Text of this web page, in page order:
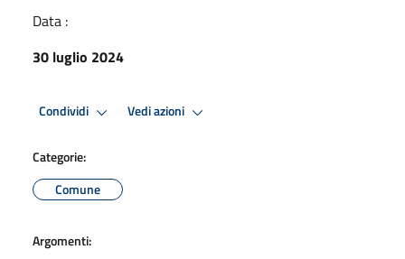
Data :
30 luglio 2024
Condividi Vedi azioni
Categorie:
Comune
Argomenti: